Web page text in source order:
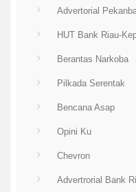
Advertorial
HUT Bank Riau-
Berantas Narkoba
Pilkada Serentak
Bencana Asap
Opini Ku
Chevron
Advertrorial Bank